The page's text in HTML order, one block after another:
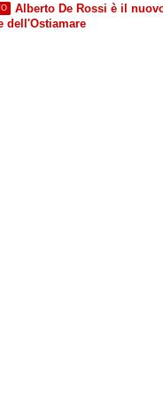
Alberto De Rossi è il
dell'Ostiamare